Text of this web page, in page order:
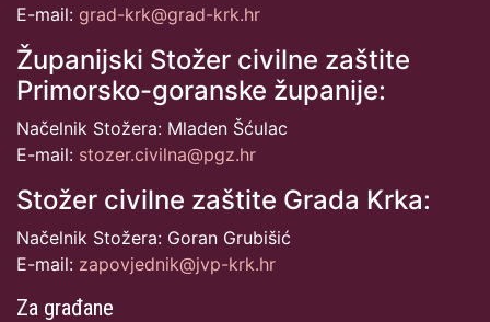
E-mail: grad-krk@grad-krk.hr
Županijski Stožer civilne zaštite
Primorsko-goranske županije:
Načelnik Stožera: Mladen Šćulac
E-mail: stozer.civilna@pgz.hr
Stožer civilne zaštite Grada Krka:
Načelnik Stožera: Goran Grubišić
E-mail: zapovjednik@jvp-krk.hr
Za građane